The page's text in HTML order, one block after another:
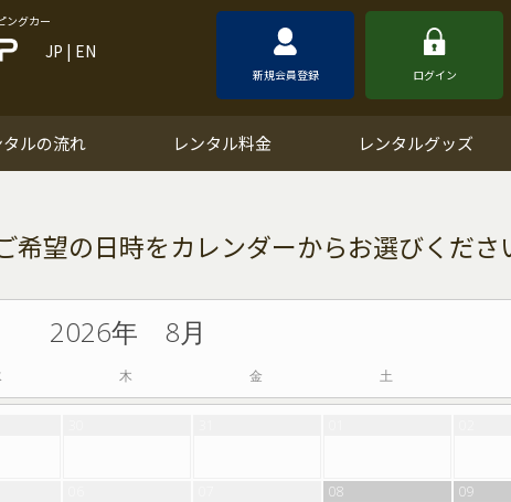
ングカー
JP | EN
新規会員登録 ログイン
タルの流れ レンタル料金 レンタルグッズ
2026年 8月
木 金 土
08 09